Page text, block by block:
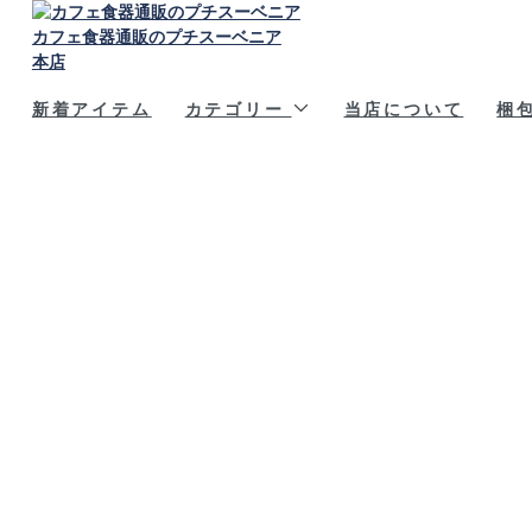
カフェ食器通販のプチスーベニア
本店
新着アイテム カテゴリー 当店について 梱